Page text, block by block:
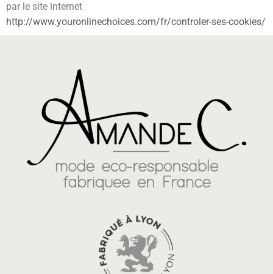
par le site internet
http://www.youronlinechoices.com/fr/controler-ses-cookies/